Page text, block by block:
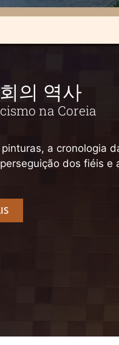
의 역사
na Coreia
a cronologia
dos fiéis e